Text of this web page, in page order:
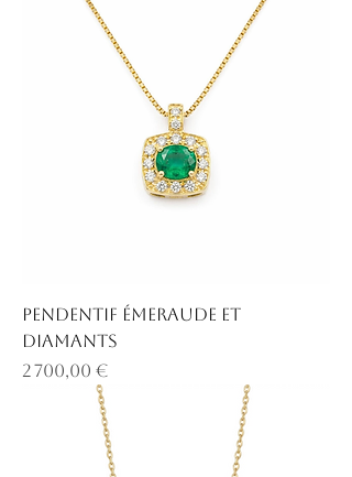
Pendentif émeraude et
diamants
Prix
2 700,00 €